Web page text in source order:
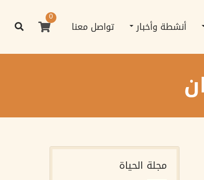
أنشطة وأخبار تواصل معنا
0
مجلة الحياة